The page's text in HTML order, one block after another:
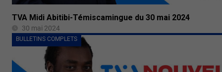
TVA Midi Abitibi-Témiscamingue du 30 mai 2024
30 mai 2024
BULLETINS COMPLETS